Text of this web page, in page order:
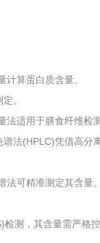
算蛋白质含量。
。
适用于膳食纤维检测
法(HPLC)凭借高分
可精准测定其含量。
检测，其含量需严格